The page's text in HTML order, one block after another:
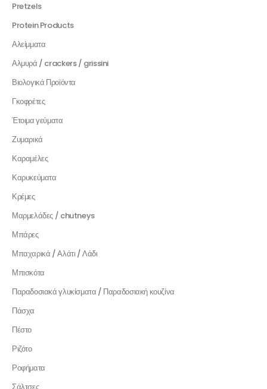
Pretzels
Protein Products
Αλείμματα
Αλμυρά / crackers / grissini
Βιολογικά Προϊόντα
Γκοφρέτες
Έτοιμα γεύματα
Ζυμαρικά
Καραμέλες
Καρυκεύματα
Κρέμες
Μαρμελάδες / chutneys
Μπάρες
Μπαχαρικά / Αλάτι / Λάδι
Μπισκότα
Παραδοσιακά γλυκίσματα / Παραδοσιακή κουζίνα
Πάσχα
Πέστο
Ριζότο
Ροφήματα